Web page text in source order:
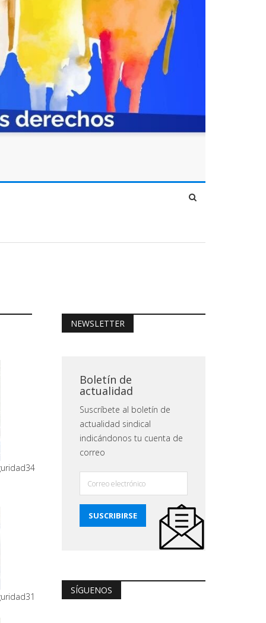
NEWSLETTER
Boletín de
actualidad
Suscríbete al boletín de
actualidad sindical
indicándonos tu cuenta de
correo
SÍGUENOS